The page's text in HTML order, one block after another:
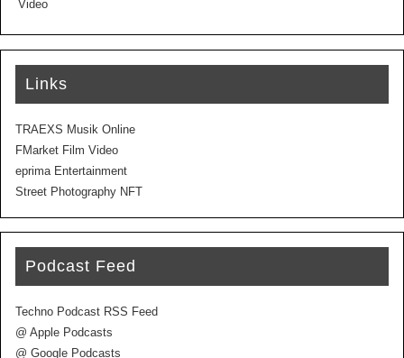
Video
Links
TRAEXS Musik Online
FMarket Film Video
eprima Entertainment
Street Photography NFT
Podcast Feed
Techno Podcast RSS Feed
@ Apple Podcasts
@ Google Podcasts